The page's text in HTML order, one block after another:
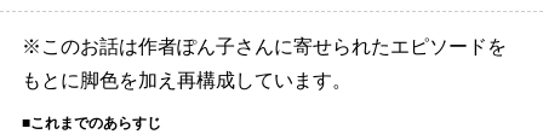
※このお話は作者ぽん子さんに寄せられたエピソードを
もとに脚色を加え再構成しています。
■これまでのあらすじ